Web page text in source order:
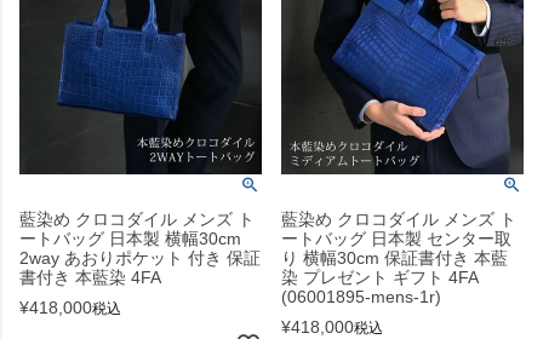
藍染め クロコダイル メンズ ト
ートバッグ 日本製 横幅30cm
2way あおりポケット 付き 保証
書付き 本藍染 4FA
¥418,000税込
藍染め クロコダイル メンズ ト
ートバッグ 日本製 センター取
り 横幅30cm 保証書付き 本藍
染 プレゼント ギフト 4FA
(06001895-mens-1r)
¥418,000税込